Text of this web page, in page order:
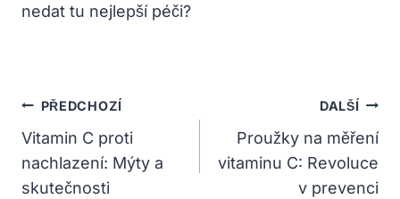
nedat tu nejlepší péči?
Navigace
Pro
Příspěvek
PŘEDCHOZÍ
Vitamin C proti
nachlazení: Mýty a
skutečnosti
DALŠÍ
Proužky na měření
vitaminu C: Revoluce
v prevenci